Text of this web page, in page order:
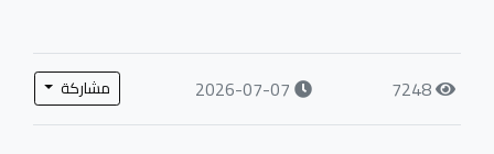
7248
2026-07-07 مشاركة